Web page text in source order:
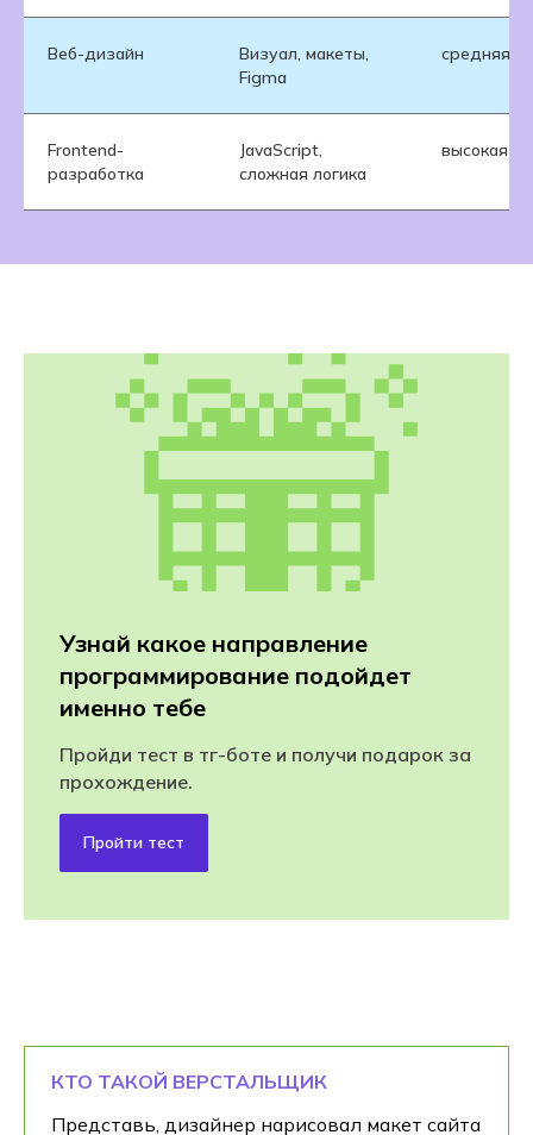
Веб-дизайн
Визуал, макеты,
Figma
средняя
Frontend-
разработка
JavaScript,
сложная логика
высокая
Узнай какое направление
программирование подойдет
именно тебе
Пройди тест в тг-боте и получи подарок за
прохождение.
Пройти тест
КТО ТАКОЙ ВЕРСТАЛЬЩИК
Представь, дизайнер нарисовал макет сайта